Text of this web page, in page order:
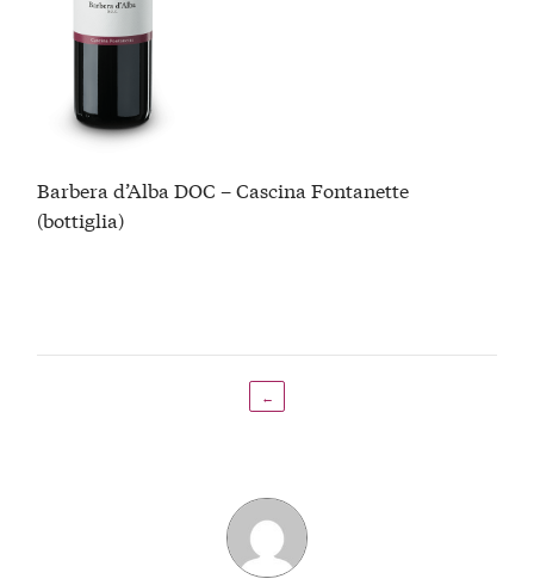
Barbera d’Alba DOC – Cascina Fontanette
(bottiglia)
←